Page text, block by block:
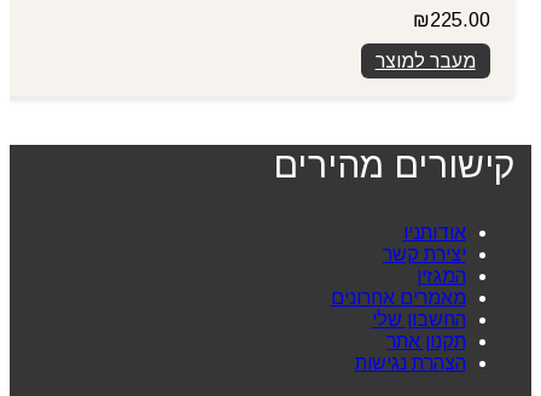
₪225.00
מעבר למוצר
קישורים מהירים
אודותניו
יצירת קשר
המגזין
מאמרים אחרונים
החשבון שלי
תקנון אתר
הצהרת נגישות